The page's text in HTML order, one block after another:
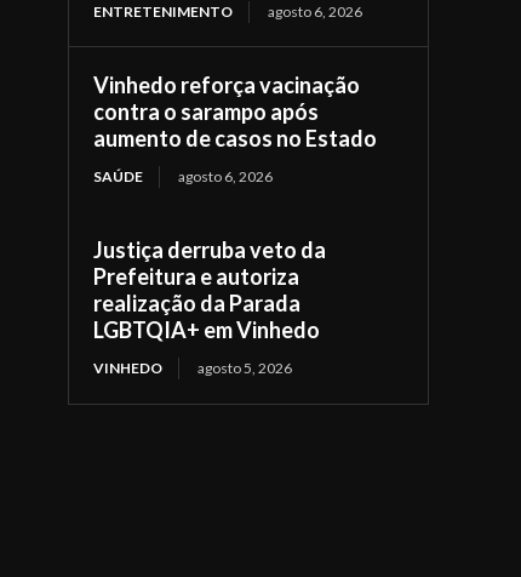
ENTRETENIMENTO agosto 6, 2026
Vinhedo reforça vacinação
contra o sarampo após
aumento de casos no Estado
SAÚDE agosto 6, 2026
Justiça derruba veto da
Prefeitura e autoriza
realização da Parada
LGBTQIA+ em Vinhedo
VINHEDO agosto 5, 2026